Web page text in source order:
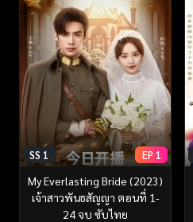
SS 1 EP 1
My Everlasting Bride (2023)
เจ้าสาวพันธสัญญา ตอนที่ 1-
24 จบ ซับไทย